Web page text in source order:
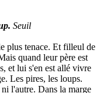
Seuil
plus tenace. Et filleul de
quand leur père est
et lui s'en est allé vivre
Les pires, les loups.
l'autre. Dans la marge